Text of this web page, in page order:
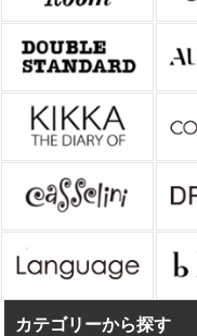
カテゴリーから探す